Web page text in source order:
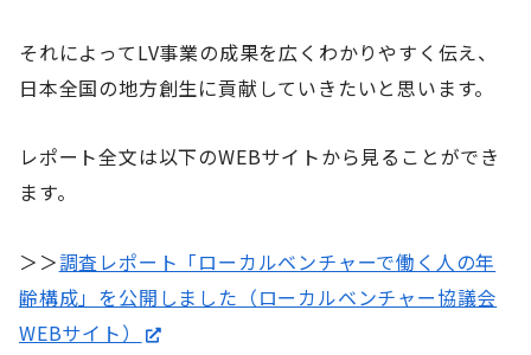
それによってLV事業の成果を広くわかりやすく伝え、
日本全国の地方創生に貢献していきたいと思います。
レポート全文は以下のWEBサイトから見ることができ
ます。
＞＞調査レポート「ローカルベンチャーで働く人の年
齢構成」を公開しました（ローカルベンチャー協議会
WEBサイト）